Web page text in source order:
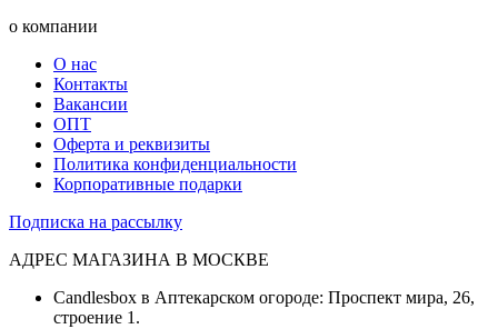
о компании
О нас
Контакты
Вакансии
ОПТ
Оферта и реквизиты
Политика конфиденциальности
Корпоративные подарки
Подписка на рассылку
АДРЕС МАГАЗИНА В МОСКВЕ
Candlesbox в Аптекарском огороде: Проспект мира, 26,
строение 1.